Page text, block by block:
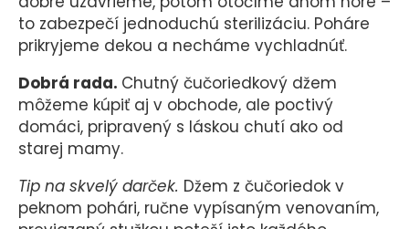
to zabezpečí jednoduchú sterilizáciu. Poháre
prikryjeme dekou a necháme vychladnúť.
Dobrá rada. Chutný čučoriedkový džem
môžeme kúpiť aj v obchode, ale poctivý
domáci, pripravený s láskou chutí ako od
starej mamy.
Tip na skvelý darček. Džem z čučoriedok v
peknom pohári, ručne vypísaným venovaním,